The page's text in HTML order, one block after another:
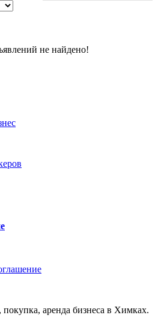
не найдено!
аренда бизнеса в Химках.